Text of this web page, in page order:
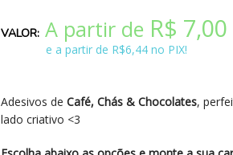
Adesivos de Café, Chás & Chocolates,
lado criativo <3
A partir de R$ 7,00
e a partir de R$6,44 no PIX!